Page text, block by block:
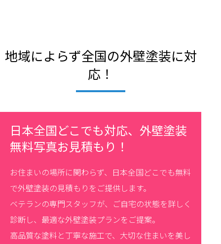
地域によらず全国の外壁塗装に対
応！
日本全国どこでも対応、外壁塗装
無料写真お見積もり！
お住まいの場所に関わらず、日本全国どこでも無料
で外壁塗装の見積もりをご提供します。
ベテランの専門スタッフが、ご自宅の状態を詳しく
診断し、最適な外壁塗装プランをご提案。
高品質な塗料と丁寧な施工で、大切な住まいを美し